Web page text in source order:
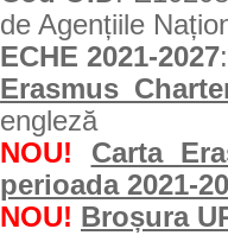
de Agențiile
ECHE 2021-2027
Erasmus
engleză
NOU! Carta
perioada 2021-
NOU! Broșura